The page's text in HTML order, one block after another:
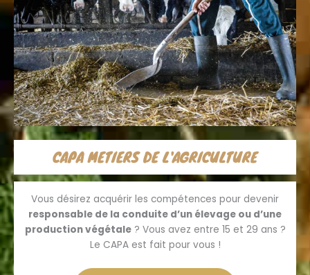
CAPA METIERS DE L'AGRICULTURE
Vous désirez acquérir les compétences pour devenir
responsable de la conduite d’un élevage ou d’une
production végétale? Vous avez entre 15 et 29 ans ?
Le CAPA est fait pour vous !